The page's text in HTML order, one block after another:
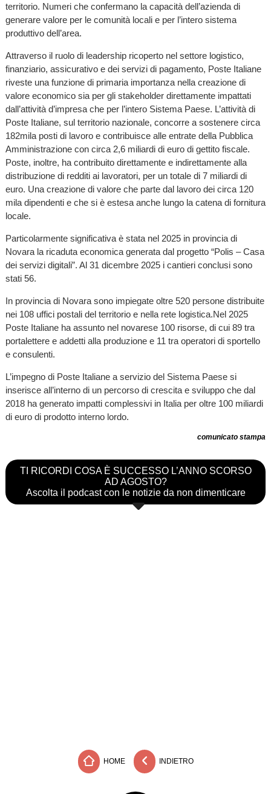
territorio. Numeri che confermano la capacità dell’azienda di
generare valore per le comunità locali e per l’intero sistema
produttivo dell’area.
Attraverso il ruolo di leadership ricoperto nel settore logistico,
finanziario, assicurativo e dei servizi di pagamento, Poste Italiane
riveste una funzione di primaria importanza nella creazione di
valore economico sia per gli stakeholder direttamente impattati
dall’attività d’impresa che per l’intero Sistema Paese. L’attività di
Poste Italiane, sul territorio nazionale, concorre a sostenere circa
182mila posti di lavoro e contribuisce alle entrate della Pubblica
Amministrazione con circa 2,6 miliardi di euro di gettito fiscale.
Poste, inoltre, ha contribuito direttamente e indirettamente alla
distribuzione di redditi ai lavoratori, per un totale di 7 miliardi di
euro. Una creazione di valore che parte dal lavoro dei circa 120
mila dipendenti e che si è estesa anche lungo la catena di fornitura
locale.
Particolarmente significativa è stata nel 2025 in provincia di
Novara la ricaduta economica generata dal progetto “Polis – Casa
dei servizi digitali”. Al 31 dicembre 2025 i cantieri conclusi sono
stati 56.
In provincia di Novara sono impiegate oltre 520 persone distribuite
nei 108 uffici postali del territorio e nella rete logistica.Nel 2025
Poste Italiane ha assunto nel novarese 100 risorse, di cui 89 tra
portalettere e addetti alla produzione e 11 tra operatori di sportello
e consulenti.
L’impegno di Poste Italiane a servizio del Sistema Paese si
inserisce all’interno di un percorso di crescita e sviluppo che dal
2018 ha generato impatti complessivi in Italia per oltre 100 miliardi
di euro di prodotto interno lordo.
comunicato stampa
TI RICORDI COSA È SUCCESSO L’ANNO SCORSO
AD AGOSTO?
Ascolta il podcast con le notizie da non dimenticare
HOME INDIETRO